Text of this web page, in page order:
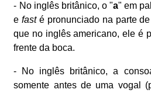
- No inglês britânico, o "a" em
efasté pronunciado na parte
que no inglês americano, ele é
frente da boca.
- No inglês britânico, a
somente antes de uma vogal